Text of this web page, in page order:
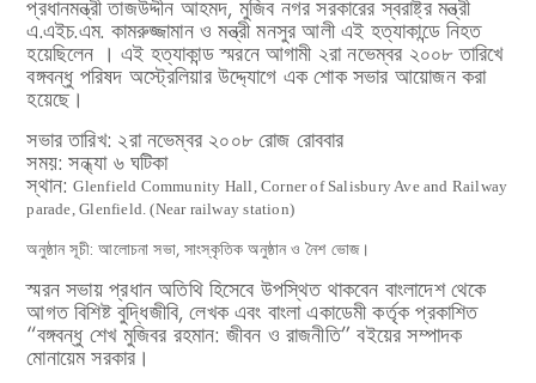
প্রধানমন্ত্রী তাজউদ্দীন আহমদ, মুজিব নগর সরকারের স্বরাষ্ট্র মন্ত্রী
এ.এইচ.এম. কামরুজ্জামান ও মন্ত্রী মনসুর আলী এই হত্যাকান্ডে নিহত
হয়েছিলেন । এই হত্যাকান্ড স্মরনে আগামী ২রা নভেম্বর ২০০৮ তারিখে
বঙ্গবন্ধু পরিষদ অস্ট্রেলিয়ার উদ্দ্যোগে এক শোক সভার আয়োজন করা
হয়েছে।
সভার তারিখ: ২রা নভেম্বর ২০০৮ রোজ রোববার
সময়: সন্ধ্যা ৬ ঘটিকা
স্থান:Glenfield Community Hall, Corner of Salisbury Ave and Railway
parade, Glenfield. (Near railway station)
অনুষ্ঠান সূচী: আলোচনা সভা, সাংস্কৃতিক অনুষ্ঠান ও নৈশ ভোজ।
স্মরন সভায় প্রধান অতিথি হিসেবে উপস্থিত থাকবেন বাংলাদেশ থেকে
আগত বিশিষ্ট বুদ্ধিজীবি, লেখক এবং বাংলা একাডেমী কর্তৃক প্রকাশিত
“বঙ্গবন্ধু শেখ মুজিবর রহমান: জীবন ও রাজনীতি” বইয়ের সম্পাদক
মোনায়েম সরকার।